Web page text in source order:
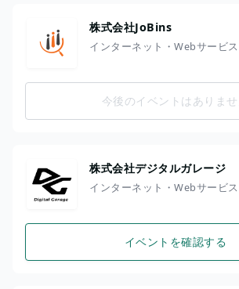
株式会社JoBins
インターネット・Webサービス
今後のイベントはありま
株式会社デジタルガレージ
インターネット・Webサービス
イベントを確認する